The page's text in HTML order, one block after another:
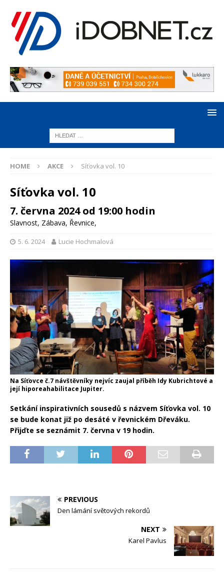
HOME AKCE Síťovka vol. 10
Síťovka vol. 10
7. června 2024 od 19:00 hodin
Slavnost, Zábava, Řevnice,
5. 6. 2024 Lucie Hochmalová
Na Síťovce č.7 návštěvníky nejvíc zaujal příběh Idy Kubrichtové a
její hiporeahabilitace Jupiter.
Setkání inspirativních sousedů s názvem Síťovka vol. 10
se bude konat již po desáté v řevnickém Dřeváku.
Přijďte se seznámit 7. června v 19 hodin.
PREVIOUS
Den lámání světových rekordů
NEXT
Karel Pavlus